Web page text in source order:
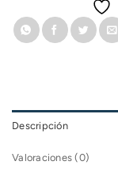
Descripción
Valoraciones (0)